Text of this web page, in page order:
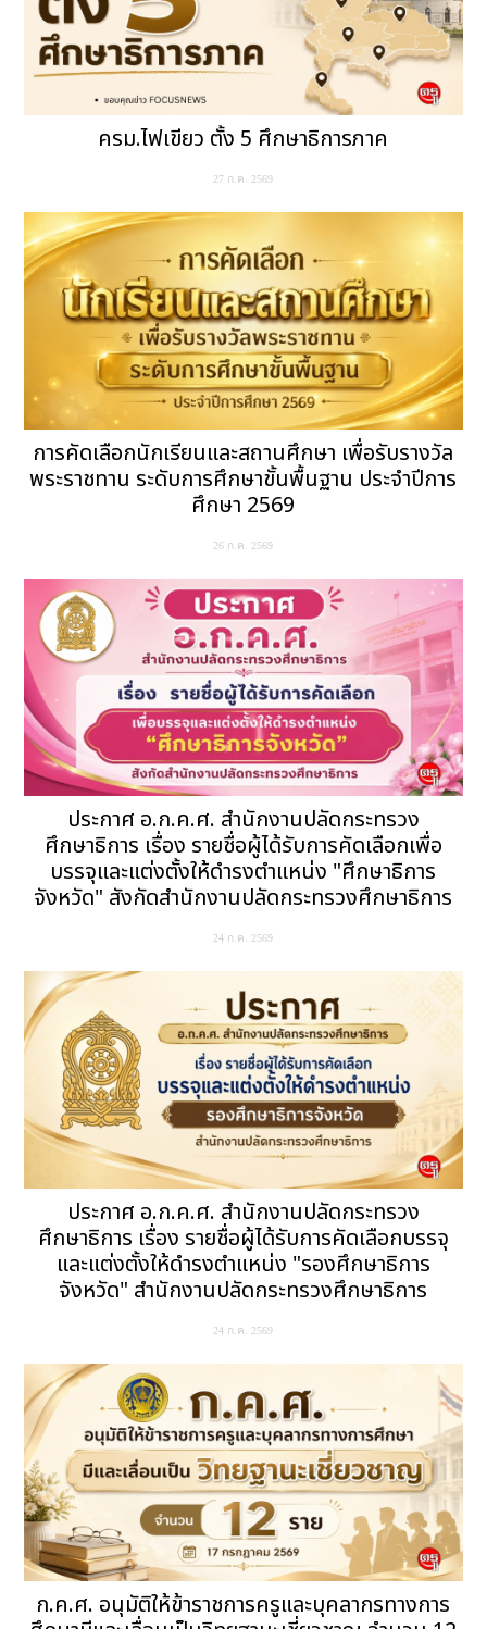
ครม.ไฟเขียว ตั้ง 5 ศึกษาธิการภาค
27 ก.ค. 2569
การคัดเลือกนักเรียนและสถานศึกษา เพื่อรับรางวัล
พระราชทาน ระดับการศึกษาขั้นพื้นฐาน ประจำปีการ
ศึกษา 2569
26 ก.ค. 2569
ประกาศ อ.ก.ค.ศ. สำนักงานปลัดกระทรวง
ศึกษาธิการ เรื่อง รายชื่อผู้ได้รับการคัดเลือกเพื่อ
บรรจุและแต่งตั้งให้ดำรงตำแหน่ง "ศึกษาธิการ
จังหวัด" สังกัดสำนักงานปลัดกระทรวงศึกษาธิการ
24 ก.ค. 2569
ประกาศ อ.ก.ค.ศ. สำนักงานปลัดกระทรวง
ศึกษาธิการ เรื่อง รายชื่อผู้ได้รับการคัดเลือกบรรจุ
และแต่งตั้งให้ดำรงตำแหน่ง "รองศึกษาธิการ
จังหวัด" สำนักงานปลัดกระทรวงศึกษาธิการ
24 ก.ค. 2569
ก.ค.ศ. อนุมัติให้ข้าราชการครูและบุคลากรทางการ